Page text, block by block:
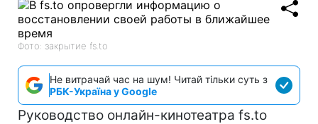
Фото: закрытие fs.to
Не витрачай час на шум! Читай тільки суть з
РБК-Україна у Google
Руководство онлайн-кинотеатра fs.to